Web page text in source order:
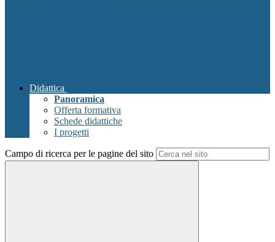
Didattica
Panoramica
Offerta formativa
Schede didattiche
I progetti
Campo di ricerca per le pagine del sito